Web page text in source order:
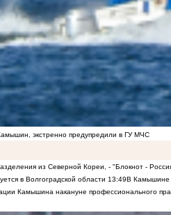
экстренно предупредили в ГУ МЧС
из Северной Кореи, - "Блокнот -
в Волгоградской области 13:49В Камышине
Камышина накануне профессионального